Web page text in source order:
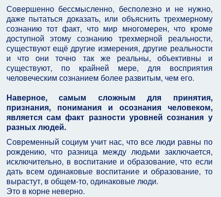
Совершенно бессмысленно, бесполезно и не нужно,
даже пытаться доказать, или объяснить трехмерному
сознанию тот факт, что мир многомерен, что кроме
доступной этому сознанию трехмерной реальности,
существуют ещё другие измерения, другие реальности
и что они точно так же реальны, объективны и
существуют, по крайней мере, для восприятия
человеческим сознанием более развитым, чем его.
Наверное, самым сложным для принятия,
признания, понимания и осознания человеком,
является сам факт разности уровней сознания у
разных людей.
Современный социум учит нас, что все люди равны по
рождению, что разница между людьми заключается,
исключительно, в воспитание и образование, что если
дать всем одинаковые воспитание и образование, то
вырастут, в общем-то, одинаковые люди.
Это в корне неверно.